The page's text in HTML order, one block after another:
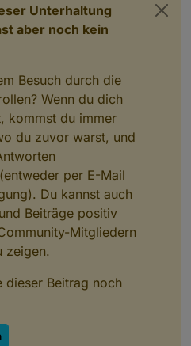
Unterhaltung
aber noch kein
Besuch durch die
Wenn du dich
kommst du immer
du zuvor warst, und
per E-Mail
Du kannst auch
Beiträge positiv
Mitgliedern
zeigen.
dieser Beitrag noch